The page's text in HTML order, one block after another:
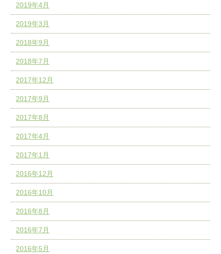
2019年4月
2019年3月
2018年9月
2018年7月
2017年12月
2017年9月
2017年8月
2017年4月
2017年1月
2016年12月
2016年10月
2016年8月
2016年7月
2016年5月